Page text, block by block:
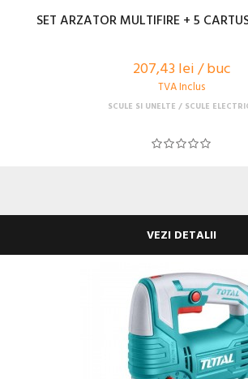
SET ARZATOR MULTIFIRE + 5
207,43 lei / buc
TVA Inclus
SCULE SI UNELTE SCULE
VEZI DETALII